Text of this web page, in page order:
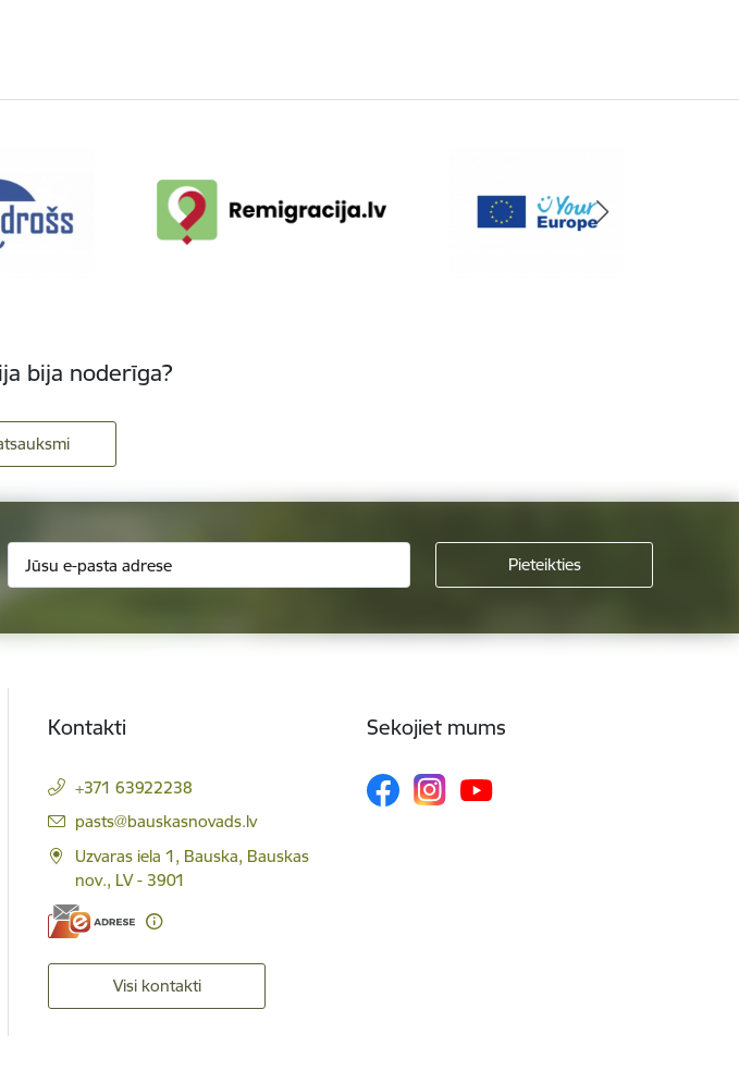
bija noderīga?
Kontakti
+371 63922238
E-pasts:
pasts@bauskasnovads.lv
Uzvaras iela 1, Bauska, Bauskas
nov., LV - 3901
Visi kontakti
Sekojiet mums